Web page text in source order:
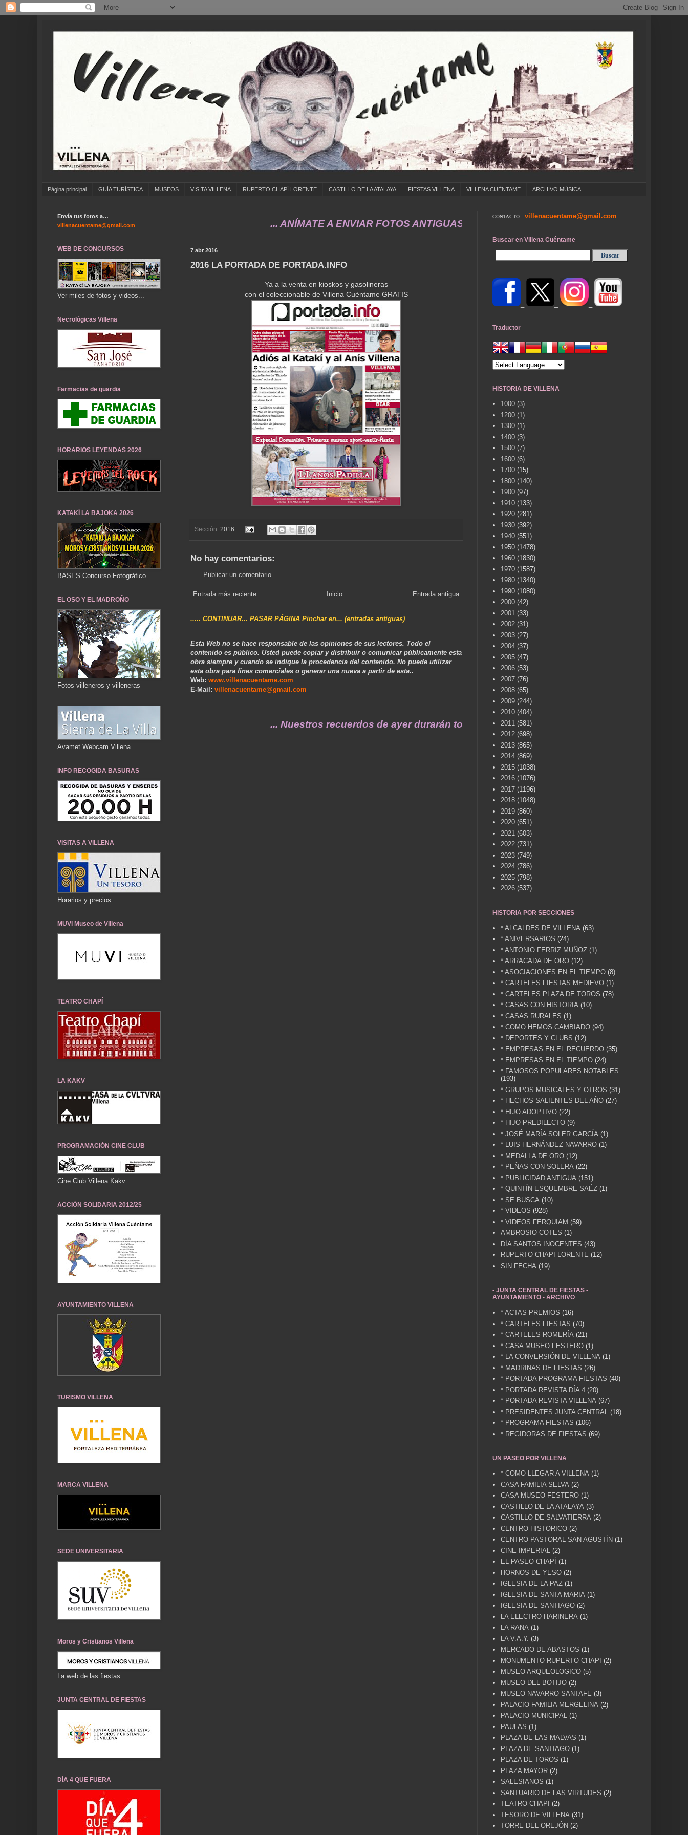
Página principal GUÍA TURÍSTICA MUSEOS VISITA VILLENA RUPERTO CHAPÍ LORENTE CASTILLO DE LA ATALAYA FIESTAS VILLENA VILLENA CUÉNTAME ARCHIVO MÚSICA
... ANÍMATE A ENVIAR FOTOS ANTIGUAS DE ... COLEGIOS ... CUMPLEAÑOS ... CARNAVAL
7 abr 2016
2016 LA PORTADA DE PORTADA.INFO
Ya a la venta en kioskos y gasolineras
con el coleccionable de Villena Cuéntame GRATIS
Sección: 2016
No hay comentarios:
Publicar un comentario
Entrada más reciente Entrada antigua
Inicio
..... CONTINUAR... PASAR PÁGINA Pinchar en... (entradas antiguas)
Esta Web no se hace responsable de las opiniones de sus lectores. Todo el
contenido es público. Usted puede copiar y distribuir o comunicar públicamente esta
obra siempre y cuando se indique la procedencia del contenido. No puede utilizar
esta obra para fines comerciales o generar una nueva a partir de esta..
Web: www.villenacuentame.com
E-Mail: villenacuentame@gmail.com
... Nuestros recuerdos de ayer durarán toda una vida .... TÚ HACES VILLENA CUÉNTAME...
Envía tus fotos a…
villenacuentame@gmail.com
WEB DE CONCURSOS
Ver miles de fotos y videos...
Necrológicas Villena
Farmacias de guardia
HORARIOS LEYENDAS 2026
KATAKÍ LA BAJOKA 2026
BASES Concurso Fotográfico
EL OSO Y EL MADROÑO
Fotos villeneros y villeneras
Avamet Webcam Villena
INFO RECOGIDA BASURAS
VISITAS A VILLENA
Horarios y precios
MUVI Museo de Villena
TEATRO CHAPÍ
LA KAKV
PROGRAMACIÓN CINE CLUB
Cine Club Villena Kakv
ACCIÓN SOLIDARIA 2012/25
AYUNTAMIENTO VILLENA
TURISMO VILLENA
MARCA VILLENA
SEDE UNIVERSITARIA
Moros y Cristianos Villena
La web de las fiestas
JUNTA CENTRAL DE FIESTAS
DÍA 4 QUE FUERA
CONTACTO... villenacuentame@gmail.com
Buscar en Villena Cuéntame
Traductor
HISTORIA DE VILLENA
1000 (3)
1200 (1)
1300 (1)
1400 (3)
1500 (7)
1600 (6)
1700 (15)
1800 (140)
1900 (97)
1910 (133)
1920 (281)
1930 (392)
1940 (551)
1950 (1478)
1960 (1830)
1970 (1587)
1980 (1340)
1990 (1080)
2000 (42)
2001 (33)
2002 (31)
2003 (27)
2004 (37)
2005 (47)
2006 (53)
2007 (76)
2008 (65)
2009 (244)
2010 (404)
2011 (581)
2012 (698)
2013 (865)
2014 (869)
2015 (1038)
2016 (1076)
2017 (1196)
2018 (1048)
2019 (860)
2020 (651)
2021 (603)
2022 (731)
2023 (749)
2024 (786)
2025 (798)
2026 (537)
HISTORIA POR SECCIONES
* ALCALDES DE VILLENA (63)
* ANIVERSARIOS (24)
* ANTONIO FERRIZ MUÑOZ (1)
* ARRACADA DE ORO (12)
* ASOCIACIONES EN EL TIEMPO (8)
* CARTELES FIESTAS MEDIEVO (1)
* CARTELES PLAZA DE TOROS (78)
* CASAS CON HISTORIA (10)
* CASAS RURALES (1)
* COMO HEMOS CAMBIADO (94)
* DEPORTES Y CLUBS (12)
* EMPRESAS EN EL RECUERDO (35)
* EMPRESAS EN EL TIEMPO (24)
* FAMOSOS POPULARES NOTABLES
(193)
* GRUPOS MUSICALES Y OTROS (31)
* HECHOS SALIENTES DEL AÑO (27)
* HIJO ADOPTIVO (22)
* HIJO PREDILECTO (9)
* JOSÉ MARÍA SOLER GARCÍA (1)
* LUIS HERNÁNDEZ NAVARRO (1)
* MEDALLA DE ORO (12)
* PEÑAS CON SOLERA (22)
* PUBLICIDAD ANTIGUA (151)
* QUINTÍN ESQUEMBRE SAÉZ (1)
* SE BUSCA (10)
* VIDEOS (928)
* VIDEOS FERQUIAM (59)
AMBROSIO COTES (1)
DÍA SANTOS INOCENTES (43)
RUPERTO CHAPI LORENTE (12)
SIN FECHA (19)
- JUNTA CENTRAL DE FIESTAS -
AYUNTAMIENTO - ARCHIVO
* ACTAS PREMIOS (16)
* CARTELES FIESTAS (70)
* CARTELES ROMERÍA (21)
* CASA MUSEO FESTERO (1)
* LA CONVERSIÓN DE VILLENA (1)
* MADRINAS DE FIESTAS (26)
* PORTADA PROGRAMA FIESTAS (40)
* PORTADA REVISTA DÍA 4 (20)
* PORTADA REVISTA VILLENA (67)
* PRESIDENTES JUNTA CENTRAL
(18)
* PROGRAMA FIESTAS (106)
* REGIDORAS DE FIESTAS (69)
UN PASEO POR VILLENA
* COMO LLEGAR A VILLENA (1)
CASA FAMILIA SELVA (2)
CASA MUSEO FESTERO (1)
CASTILLO DE LA ATALAYA (3)
CASTILLO DE SALVATIERRA (2)
CENTRO HISTORICO (2)
CENTRO PASTORAL SAN AGUSTÍN (1)
CINE IMPERIAL
(2)
EL PASEO CHAPÍ
(1)
HORNOS DE YESO (2)
IGLESIA DE LA PAZ (1)
IGLESIA DE SANTA MARIA (1)
IGLESIA DE SANTIAGO (2)
LA ELECTRO HARINERA (1)
LA RANA (1)
LA V.A.Y. (3)
MERCADO DE ABASTOS (1)
MONUMENTO RUPERTO CHAPI
(2)
MUSEO ARQUEOLOGICO (5)
MUSEO DEL BOTIJO (2)
MUSEO NAVARRO SANTAFE (3)
PALACIO FAMILIA MERGELINA (2)
PALACIO MUNICIPAL (1)
PAULAS (1)
PLAZA DE LAS MALVAS (1)
PLAZA DE SANTIAGO (1)
PLAZA DE TOROS (1)
PLAZA MAYOR (2)
SALESIANOS (1)
SANTUARIO DE LAS VIRTUDES (2)
TEATRO CHAPI
(2)
TESORO DE VILLENA (31)
TORRE DEL OREJÓN (2)